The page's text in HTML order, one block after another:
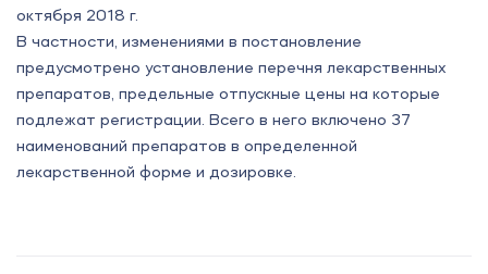
октября 2018 г.
В частности, изменениями в постановление
предусмотрено установление перечня лекарственных
препаратов, предельные отпускные цены на которые
подлежат регистрации. Всего в него включено 37
наименований препаратов в определенной
лекарственной форме и дозировке.